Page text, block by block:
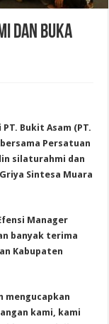
DAN BUKA
Bukit Asam (PT.
Persatuan
silaturahmi dan
Sintesa Muara
Manager
banyak terima
Kabupaten
mengucapkan
kami, kami